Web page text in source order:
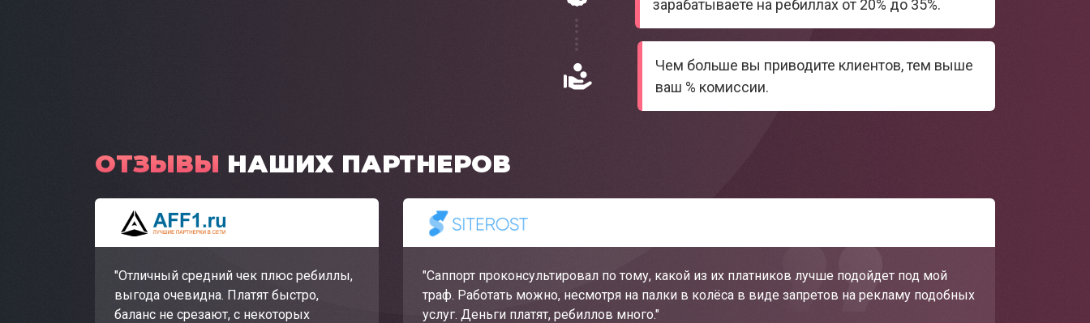
зарабатываете на ребиллах от 20% до 35%.
Чем больше вы приводите клиентов, тем выше
ваш % комиссии.
ОТЗЫВЫ НАШИХ ПАРТНЕРОВ
"Отличный средний чек плюс ребиллы,
выгода очевидна. Платят быстро,
баланс не срезают, с некоторых
"Саппорт проконсультировал по тому, какой из их платников лучше подойдет под мой
траф. Работать можно, несмотря на палки в колёса в виде запретов на рекламу подобных
услуг. Деньги платят, ребиллов много."